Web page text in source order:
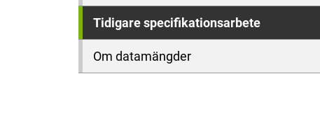
Tidigare specifikationsarbete
Om datamängder